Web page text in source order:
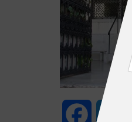
Facebook